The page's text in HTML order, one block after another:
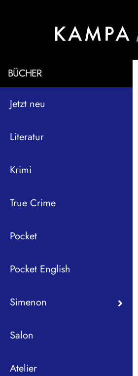
BÜCHER
Jetzt neu
Literatur
Krimi
True Crime
Pocket
Pocket English
Simenon
Salon
Atelier